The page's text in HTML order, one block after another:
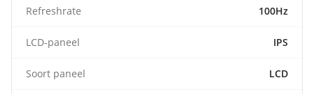
Refreshrate 100Hz
LCD-paneel IPS
Soort paneel LCD